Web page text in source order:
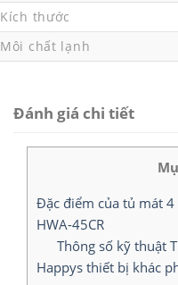
Kích thước
Môi chất lạnh
Đánh giá chi tiết
Đặc điểm của tủ mát
HWA-45CR
Thông số kỹ thuật
Happys thiết bị khác